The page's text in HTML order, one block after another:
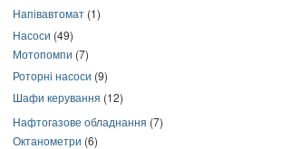
Напівавтомат (1)
Насоси (49)
Мотопомпи (7)
Роторні насоси (9)
Шафи керування (12)
Нафтогазове обладнання (7)
Октанометри (6)